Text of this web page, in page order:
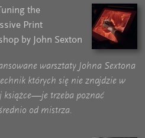
the
Print
by John Sexton
warsztaty Johna Sextona
których się nie znajdzie w
książce—je trzeba poznać
od mistrza.